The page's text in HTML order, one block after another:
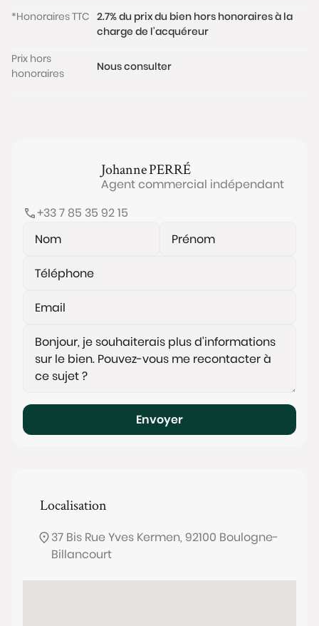
le chauffage et l’entretien général) ; Taxe foncière :
Les informations sur les risques auxquels ce bien est
exposé sont disponibles sur le site
*Honoraires TTC 2.7% du prix du bien hors honoraires à la
charge de l'acquéreur
Prix hors
honoraires
Nous consulter
JohannePERRÉ
Agent commercial indépendant
+33 7 85 35 92 15
Envoyer
Localisation
37 Bis Rue Yves Kermen, 92100 Boulogne-
Billancourt